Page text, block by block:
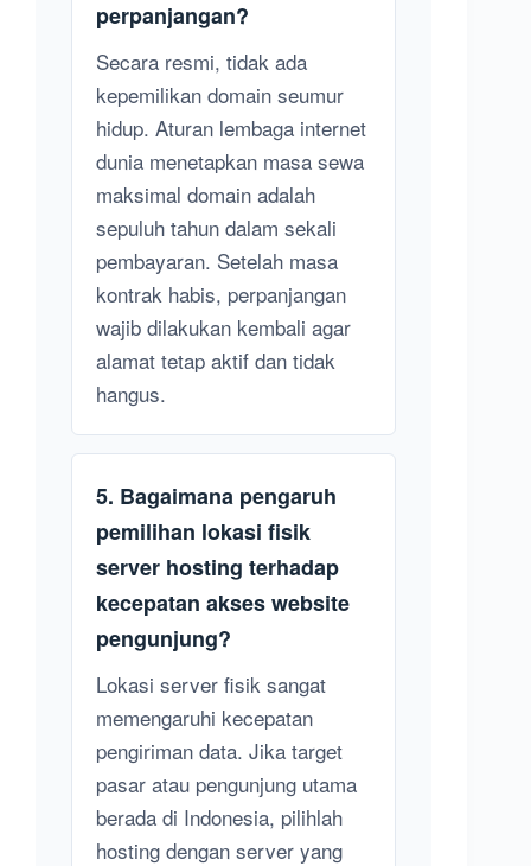
perpanjangan?
Secara resmi, tidak ada
kepemilikan domain seumur
hidup. Aturan lembaga internet
dunia menetapkan masa sewa
maksimal domain adalah
sepuluh tahun dalam sekali
pembayaran. Setelah masa
kontrak habis, perpanjangan
wajib dilakukan kembali agar
alamat tetap aktif dan tidak
hangus.
5. Bagaimana pengaruh
pemilihan lokasi fisik
server hosting terhadap
kecepatan akses website
pengunjung?
Lokasi server fisik sangat
memengaruhi kecepatan
pengiriman data. Jika target
pasar atau pengunjung utama
berada di Indonesia, pilihlah
hosting dengan server yang